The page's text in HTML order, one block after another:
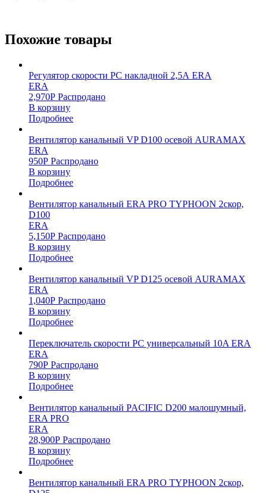
Похожие товары
Регулятор скорости РС накладной 2,5А ERA
ERA
2,970Р Распродано
В корзину
Подробнее
Вентилятор канальный VP D100 осевой AURAMAX
ERA
950Р Распродано
В корзину
Подробнее
Вентилятор канальный ERA PRO TYPHOON 2скор,
D100
ERA
5,150Р Распродано
В корзину
Подробнее
Вентилятор канальный VP D125 осевой AURAMAX
ERA
1,040Р Распродано
В корзину
Подробнее
Переключатель скорости PC универсальный 10A ERA
ERA
790Р Распродано
В корзину
Подробнее
Вентилятор канальный PACIFIC D200 малошумный,
ERA PRO
ERA
28,900Р Распродано
В корзину
Подробнее
Вентилятор канальный ERA PRO TYPHOON 2скор,